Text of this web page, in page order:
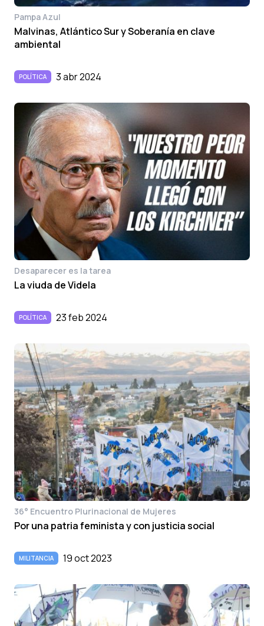
Pampa Azul
Malvinas, Atlántico Sur y Soberanía en clave
ambiental
POLÍTICA 3 abr 2024
Desaparecer es la tarea
La viuda de Videla
POLÍTICA 23 feb 2024
36° Encuentro Plurinacional de Mujeres
Por una patria feminista y con justicia social
MILITANCIA 19 oct 2023